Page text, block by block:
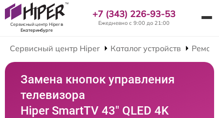
Сервисный центр Hiperв
Екатеринбурге
+7 (343) 226-93-53
Ежедневно с 9:00 до 21:00
Сервисный центр Hiper Каталог устройств
Замена кнопок управления
телевизора
Hiper SmartTV 43" QLED 4K